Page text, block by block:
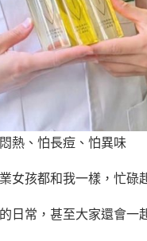
熱、怕長痘、怕異味
孩都和我一樣，忙碌
日常，甚至大家還會一